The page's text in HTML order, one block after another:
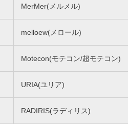
MerMer(メルメル)
melloew(メロール)
Motecon(モテコン/超モテコン)
URIA(ユリア)
RADIRIS(ラディリス)